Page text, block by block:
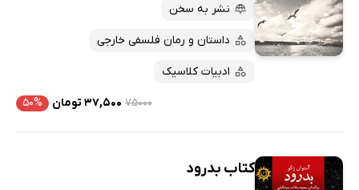
نشر به سخن
داستان و رمان فلسفی خارجی
ادبیات کلاسیک
۷۵۰۰۰ ۳۷,۵۰۰ تومان ۵۰%
کتاب بدرود